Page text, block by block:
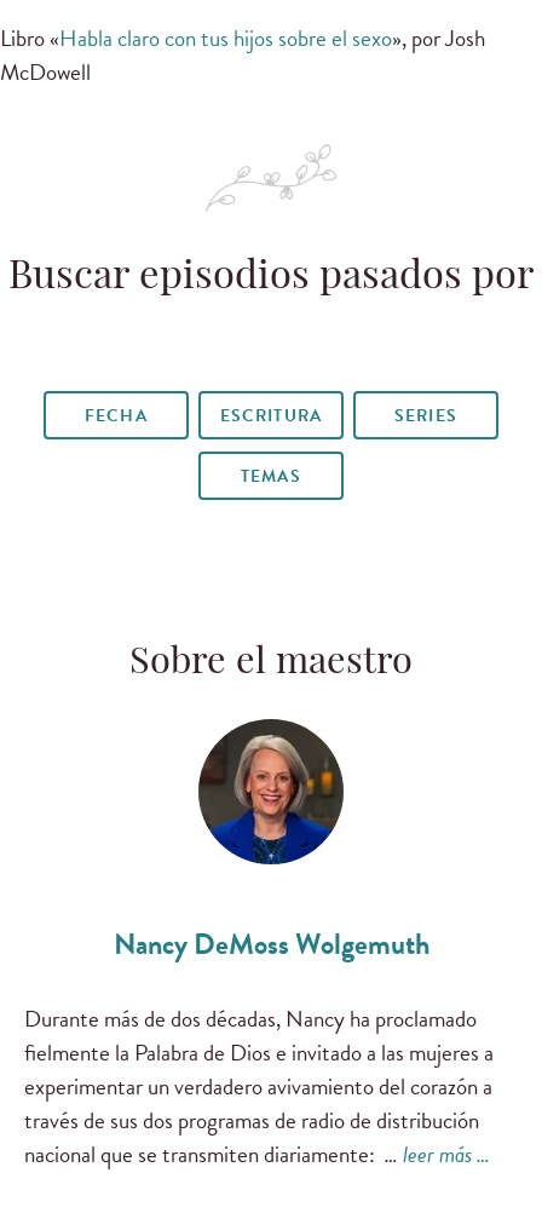
Libro «Habla claro con tus hijos sobre el sexo», por Josh
McDowell
Buscar episodios pasados por
FECHA ESCRITURA SERIES
TEMAS
Sobre el maestro
Nancy DeMoss Wolgemuth
Durante más de dos décadas, Nancy ha proclamado
fielmente la Palabra de Dios e invitado a las mujeres a
experimentar un verdadero avivamiento del corazón a
través de sus dos programas de radio de distribución
nacional que se transmiten diariamente: …leer más …